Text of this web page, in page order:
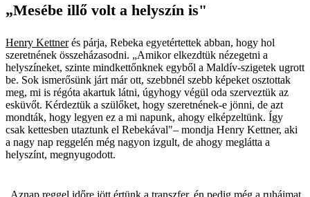
„Mesébe illő volt a helyszín is"
Henry Kettnerés párja, Rebeka egyetértettek abban, hogy hol
szeretnének összeházasodni. „Amikor elkezdtük nézegetni a
helyszíneket, szinte mindkettőnknek egyből a Maldív-szigetek ugrott
be. Sok ismerősünk járt már ott, szebbnél szebb képeket osztottak
meg, mi is régóta akartuk látni, úgyhogy végül oda szerveztük az
esküvőt. Kérdeztük a szülőket, hogy szeretnének-e jönni, de azt
mondták, hogy legyen ez a mi napunk, ahogy elképzeltünk. Így
csak kettesben utaztunk el Rebekával"– mondja Henry Kettner, aki
a nagy nap reggelén még nagyon izgult, de ahogy meglátta a
helyszínt, megnyugodott.
„Aznap reggel időre jött értünk a transzfer, én pedig még a ruháimat